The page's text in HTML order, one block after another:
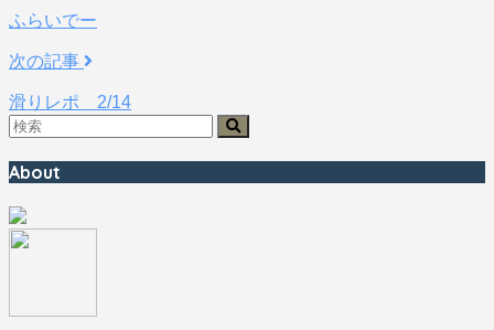
ふらいでー
次の記事
滑りレポ 2/14
About